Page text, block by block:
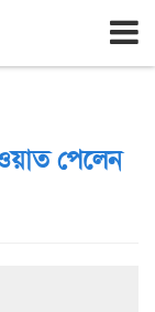
পেলেন